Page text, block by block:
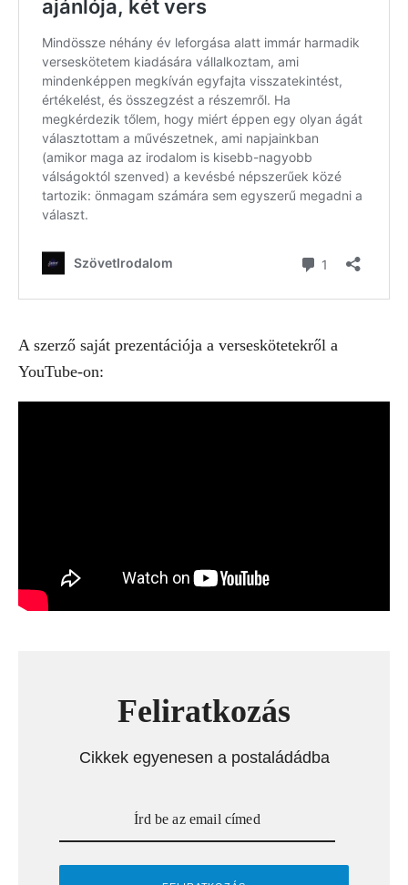
A szerző saját prezentációja a verseskötetekről a
YouTube-on:
Feliratkozás
Cikkek egyenesen a postaládádba